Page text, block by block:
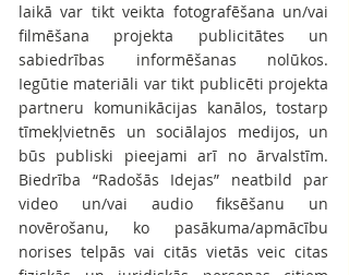
laikā var tikt veikta fotografēšana un/vai
filmēšana projekta publicitātes un
sabiedrības informēšanas nolūkos.
Iegūtie materiāli var tikt publicēti projekta
partneru komunikācijas kanālos, tostarp
tīmekļvietnēs un sociālajos medijos, un
būs publiski pieejami arī no ārvalstīm.
Biedrība “Radošās Idejas” neatbild par
video un/vai audio fiksēšanu un
novērošanu, ko pasākuma/apmācību
norises telpās vai citās vietās veic citas